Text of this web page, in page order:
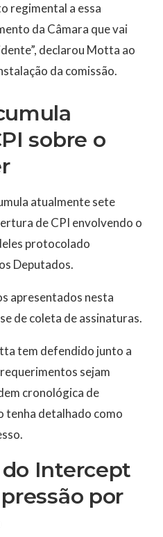
regimental a essa
da Câmara que vai
declarou Motta ao
da comissão.
sobre o
atualmente sete
de CPI envolvendo o
protocolado
Deputados.
apresentados nesta
de coleta de assinaturas.
tem defendido junto a
sejam
cronológica de
tenha detalhado como
Intercept
por